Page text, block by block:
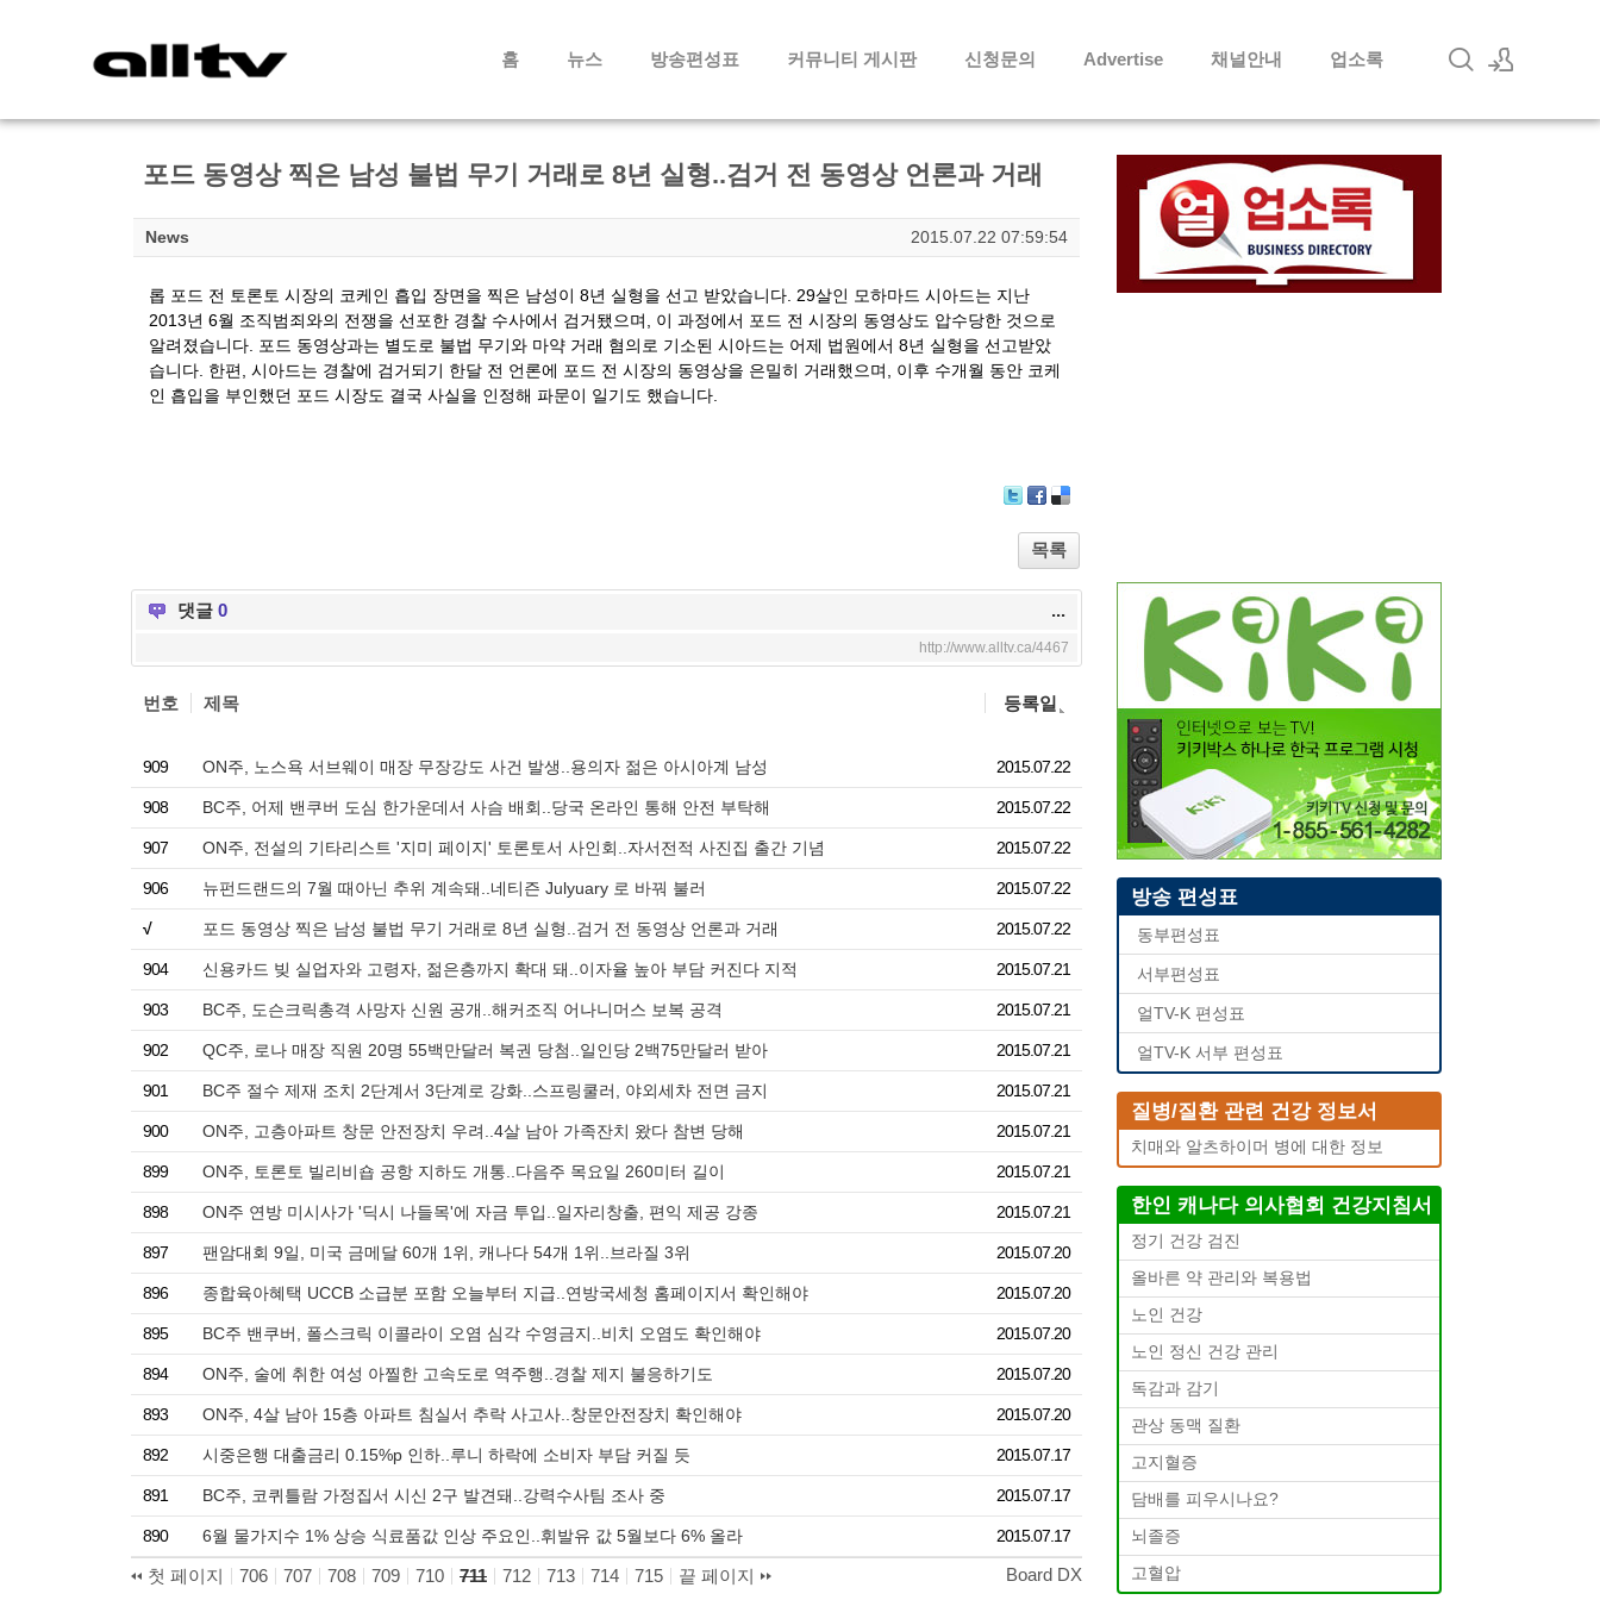
로그인
회원가입
홈 뉴스 방송편성표 커뮤니티 게시판 신청문의 Advertise 채널안내 업소록
포드 동영상 찍은 남성 불법 무기 거래로 8년 실형..검거 전 동영상 언론과 거래
News 2015.07.22 07:59:54
롭 포드 전 토론토 시장의 코케인 흡입 장면을 찍은 남성이 8년 실형을 선고 받았습니다. 29살인 모하마드 시아드는 지난
2013년 6월 조직범죄와의 전쟁을 선포한 경찰 수사에서 검거됐으며, 이 과정에서 포드 전 시장의 동영상도 압수당한 것으로
알려졌습니다. 포드 동영상과는 별도로 불법 무기와 마약 거래 혐의로 기소된 시아드는 어제 법원에서 8년 실형을 선고받았
습니다. 한편, 시아드는 경찰에 검거되기 한달 전 언론에 포드 전 시장의 동영상을 은밀히 거래했으며, 이후 수개월 동안 코케
인 흡입을 부인했던 포드 시장도 결국 사실을 인정해 파문이 일기도 했습니다.
wi
r
ac
eb
oo
k
eli
ci
ou
s
목록
댓글 0 ...
http://www.alltv.ca/4467
번호 제목 등록일
909 ON주, 노스욕 서브웨이 매장 무장강도 사건 발생..용의자 젊은 아시아계 남성 2015.07.22
908 BC주, 어제 밴쿠버 도심 한가운데서 사슴 배회..당국 온라인 통해 안전 부탁해 2015.07.22
907 ON주, 전설의 기타리스트 '지미 페이지' 토론토서 사인회..자서전적 사진집 출간 기념 2015.07.22
906 뉴펀드랜드의 7월 때아닌 추위 계속돼..네티즌 Julyuary 로 바꿔 불러 2015.07.22
√ 포드 동영상 찍은 남성 불법 무기 거래로 8년 실형..검거 전 동영상 언론과 거래 2015.07.22
904 신용카드 빚 실업자와 고령자, 젊은층까지 확대 돼..이자율 높아 부담 커진다 지적 2015.07.21
903 BC주, 도슨크릭총격 사망자 신원 공개..해커조직 어나니머스 보복 공격 2015.07.21
902 QC주, 로나 매장 직원 20명 55백만달러 복권 당첨..일인당 2백75만달러 받아 2015.07.21
901 BC주 절수 제재 조치 2단계서 3단계로 강화..스프링쿨러, 야외세차 전면 금지 2015.07.21
900 ON주, 고층아파트 창문 안전장치 우려..4살 남아 가족잔치 왔다 참변 당해 2015.07.21
899 ON주, 토론토 빌리비숍 공항 지하도 개통..다음주 목요일 260미터 길이 2015.07.21
898 ON주 연방 미시사가 '딕시 나들목'에 자금 투입..일자리창출, 편익 제공 강종 2015.07.21
897 팬암대회 9일, 미국 금메달 60개 1위, 캐나다 54개 1위..브라질 3위 2015.07.20
896 종합육아혜택 UCCB 소급분 포함 오늘부터 지급..연방국세청 홈페이지서 확인해야 2015.07.20
895 BC주 밴쿠버, 폴스크릭 이콜라이 오염 심각 수영금지..비치 오염도 확인해야 2015.07.20
894 ON주, 술에 취한 여성 아찔한 고속도로 역주행..경찰 제지 불응하기도 2015.07.20
893 ON주, 4살 남아 15층 아파트 침실서 추락 사고사..창문안전장치 확인해야 2015.07.20
892 시중은행 대출금리 0.15%p 인하..루니 하락에 소비자 부담 커질 듯 2015.07.17
891 BC주, 코퀴틀람 가정집서 시신 2구 발견돼..강력수사팀 조사 중 2015.07.17
890 6월 물가지수 1% 상승 식료품값 인상 주요인..휘발유 값 5월보다 6% 올라 2015.07.17
첫 페이지 706 707 708 709 710 711 712 713 714 715 끝 페이지
Board DX
방송 편성표
동부편성표
서부편성표
얼TV-K 편성표
얼TV-K 서부 편성표
질병/질환 관련 건강 정보서
치매와 알츠하이머 병에 대한 정보
한인 캐나다 의사협회 건강지침서
정기 건강 검진
올바른 약 관리와 복용법
노인 건강
노인 정신 건강 관리
독감과 감기
관상 동맥 질환
고지혈증
담배를 피우시나요?
뇌졸증
고혈압